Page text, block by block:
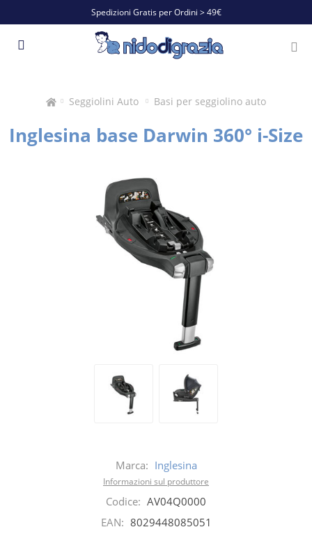
Spedizioni Gratis per Ordini > 49€
Seggiolini Auto Basi per seggiolino auto
Inglesina base Darwin 360° i-Size
Marca: Inglesina
Informazioni sul produttore
Codice: AV04Q0000
EAN: 8029448085051